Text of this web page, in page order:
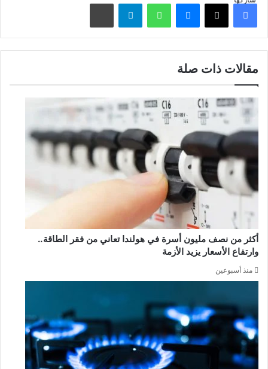
فيسبوك ‫X ماسنجر واتساب تيلقرام مشاركة عبر البريد
مقالات ذات صلة
أكثر من نصف مليون أسرة في هولندا تعاني من فقر الطاقة..
وارتفاع الأسعار يزيد الأزمة
منذ أسبوعين